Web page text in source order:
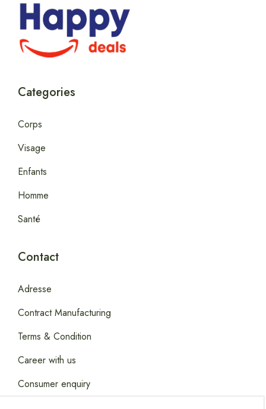
Categories
Corps
Visage
Enfants
Homme
Santé
Contact
Adresse
Contract Manufacturing
Terms & Condition
Career with us
Consumer enquiry